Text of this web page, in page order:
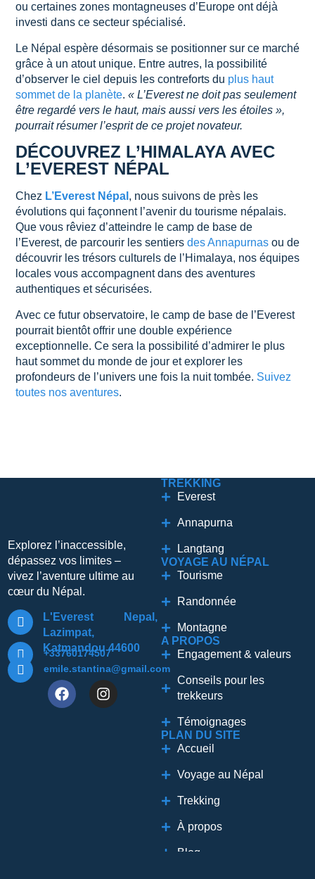
ou certaines zones montagneuses d’Europe ont déjà
investi dans ce secteur spécialisé.
Le Népal espère désormais se positionner sur ce marché
grâce à un atout unique. Entre autres, la possibilité
d’observer le ciel depuis les contreforts du plus haut
sommet de la planète. « L’Everest ne doit pas seulement
être regardé vers le haut, mais aussi vers les étoiles »,
pourrait résumer l’esprit de ce projet novateur.
DÉCOUVREZ L’HIMALAYA AVEC
L’EVEREST NÉPAL
Chez L’Everest Népal , nous suivons de près les
évolutions qui façonnent l’avenir du tourisme népalais.
Que vous rêviez d’atteindre le camp de base de
l’Everest, de parcourir les sentiers des Annapurnasou de
découvrir les trésors culturels de l’Himalaya, nos équipes
locales vous accompagnent dans des aventures
authentiques et sécurisées.
Avec ce futur observatoire, le camp de base de l’Everest
pourrait bientôt offrir une double expérience
exceptionnelle. Ce sera la possibilité d’admirer le plus
haut sommet du monde de jour et explorer les
profondeurs de l’univers une fois la nuit tombée. Suivez
toutes nos aventures.
Explorez l’inaccessible,
dépassez vos limites –
vivez l’aventure ultime au
cœur du Népal.
L'Everest Nepal,
Lazimpat,
Katmandou 44600
+33760174507
emile.stantina@gmail.com
TREKKING
Everest
Annapurna
Langtang
VOYAGE AU NÉPAL
Tourisme
Randonnée
Montagne
A PROPOS
Engagement & valeurs
Conseils pour les
trekkeurs
Témoignages
PLAN DU SITE
Accueil
Voyage au Népal
Trekking
À propos
Blog